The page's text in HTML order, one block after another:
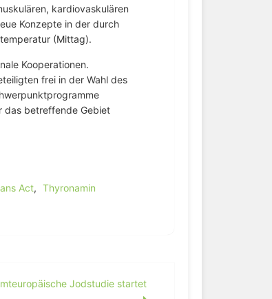
kardiovaskulären
Konzepte in der durch
(Mittag).
Kooperationen.
frei in der Wahl des
das betreffende Gebiet
Act, Thyronamin
Jodstudie startet